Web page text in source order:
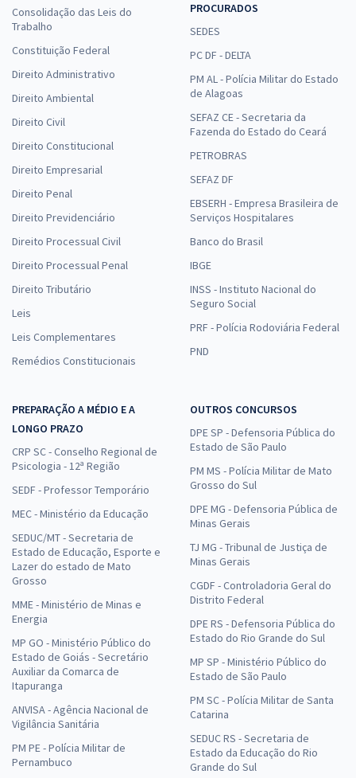
Consolidação das Leis do
Trabalho
Constituição Federal
Direito Administrativo
Direito Ambiental
Direito Civil
Direito Constitucional
Direito Empresarial
Direito Penal
Direito Previdenciário
Direito Processual Civil
Direito Processual Penal
Direito Tributário
Leis
Leis Complementares
Remédios Constitucionais
PROCURADOS
SEDES
PC DF - DELTA
PM AL - Polícia Militar do Estado
de Alagoas
SEFAZ CE - Secretaria da
Fazenda do Estado do Ceará
PETROBRAS
SEFAZ DF
EBSERH - Empresa Brasileira de
Serviços Hospitalares
Banco do Brasil
IBGE
INSS - Instituto Nacional do
Seguro Social
PRF - Polícia Rodoviária Federal
PND
PREPARAÇÃO A MÉDIO E A
LONGO PRAZO
CRP SC - Conselho Regional de
Psicologia - 12ª Região
SEDF - Professor Temporário
MEC - Ministério da Educação
SEDUC/MT - Secretaria de
Estado de Educação, Esporte e
Lazer do estado de Mato
Grosso
MME - Ministério de Minas e
Energia
MP GO - Ministério Público do
Estado de Goiás - Secretário
Auxiliar da Comarca de
Itapuranga
ANVISA - Agência Nacional de
Vigilância Sanitária
PM PE - Polícia Militar de
Pernambuco
OUTROS CONCURSOS
DPE SP - Defensoria Pública do
Estado de São Paulo
PM MS - Polícia Militar de Mato
Grosso do Sul
DPE MG - Defensoria Pública de
Minas Gerais
TJ MG - Tribunal de Justiça de
Minas Gerais
CGDF - Controladoria Geral do
Distrito Federal
DPE RS - Defensoria Pública do
Estado do Rio Grande do Sul
MP SP - Ministério Público do
Estado de São Paulo
PM SC - Polícia Militar de Santa
Catarina
SEDUC RS - Secretaria de
Estado da Educação do Rio
Grande do Sul